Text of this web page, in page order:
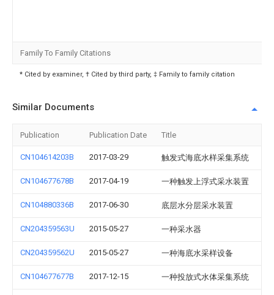
Family To Family Citations
* Cited by examiner, † Cited by third party, ‡ Family to family citation
Similar Documents
Publication Publication Date Title
CN104614203B 2017-03-29 触发式海底水样采集系统
CN104677678B 2017-04-19 一种触发上浮式采水装置
CN104880336B 2017-06-30 底层水分层采水装置
CN204359563U 2015-05-27 一种采水器
CN204359562U 2015-05-27 一种海底水采样设备
CN104677677B 2017-12-15 一种投放式水体采集系统